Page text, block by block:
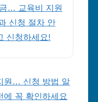
… 교육비 지원
신청 절차 안
신청하세요!
원… 신청 방법 알
에 꼭 확인하세요